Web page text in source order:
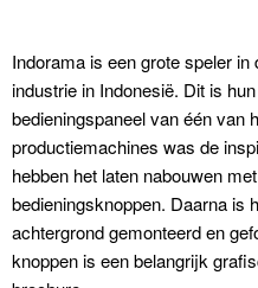
Indorama is een grote speler
industrie in Indonesië. Dit is
bedieningspaneel van één van
productiemachines was de
hebben het laten nabouwen
bedieningsknoppen. Daarna is
achtergrond gemonteerd en
knoppen is een belangrijk